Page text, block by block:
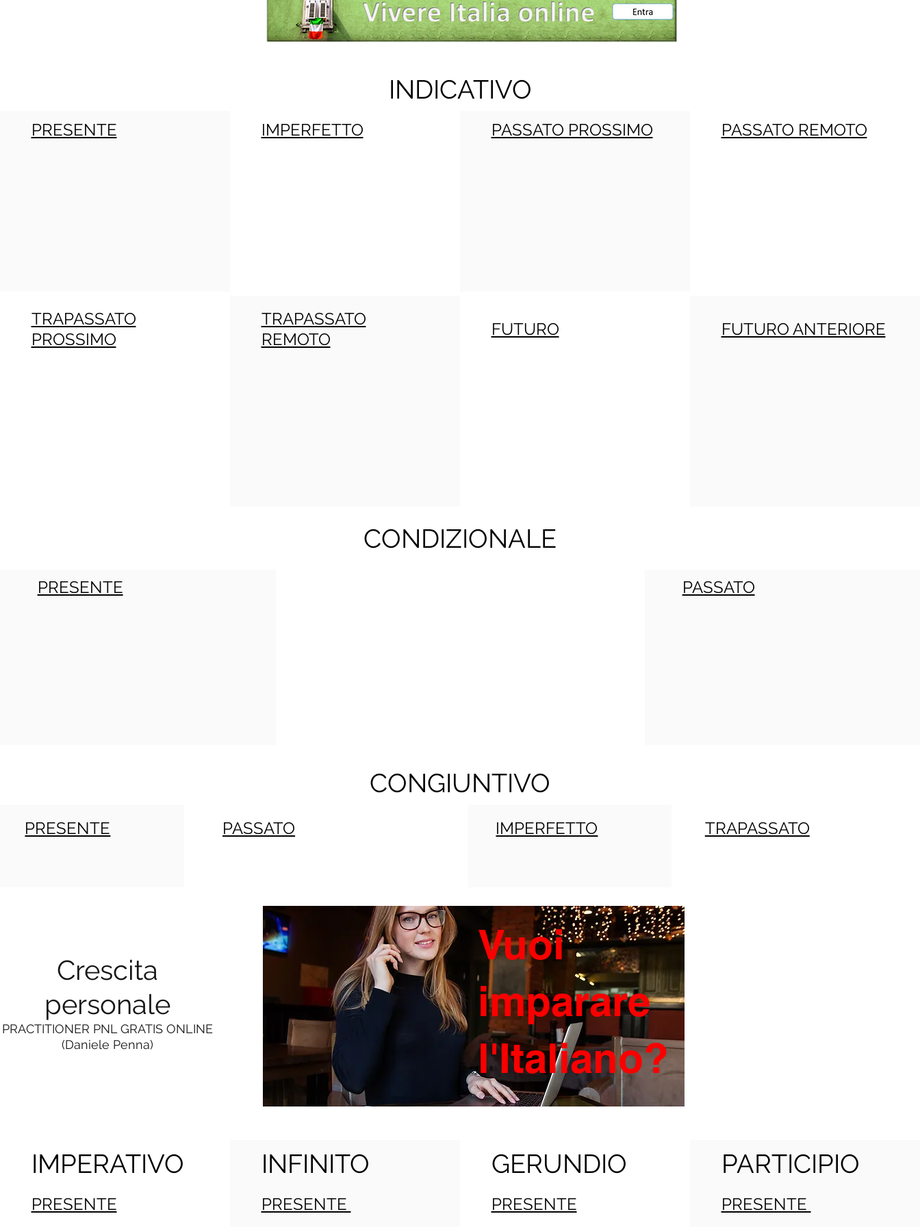
INDICATIVO
PRESENTE IMPERFETTO PASSATO PROSSIMO PASSATO REMOTO
TRAPASSATO
PROSSIMO
TRAPASSATO
REMOTO
FUTURO FUTURO ANTERIORE
CONDIZIONALE
PRESENTE PASSATO
CONGIUNTIVO
PRESENTE PASSATO IMPERFETTO TRAPASSATO
Crescita
personale
PRACTITIONER PNL GRATIS ONLINE
(Daniele Penna)
Vuoi
imparare
l'Italiano?
IMPERATIVO
PRESENTE
INFINITO
PRESENTE
GERUNDIO
PRESENTE
PARTICIPIO
PRESENTE